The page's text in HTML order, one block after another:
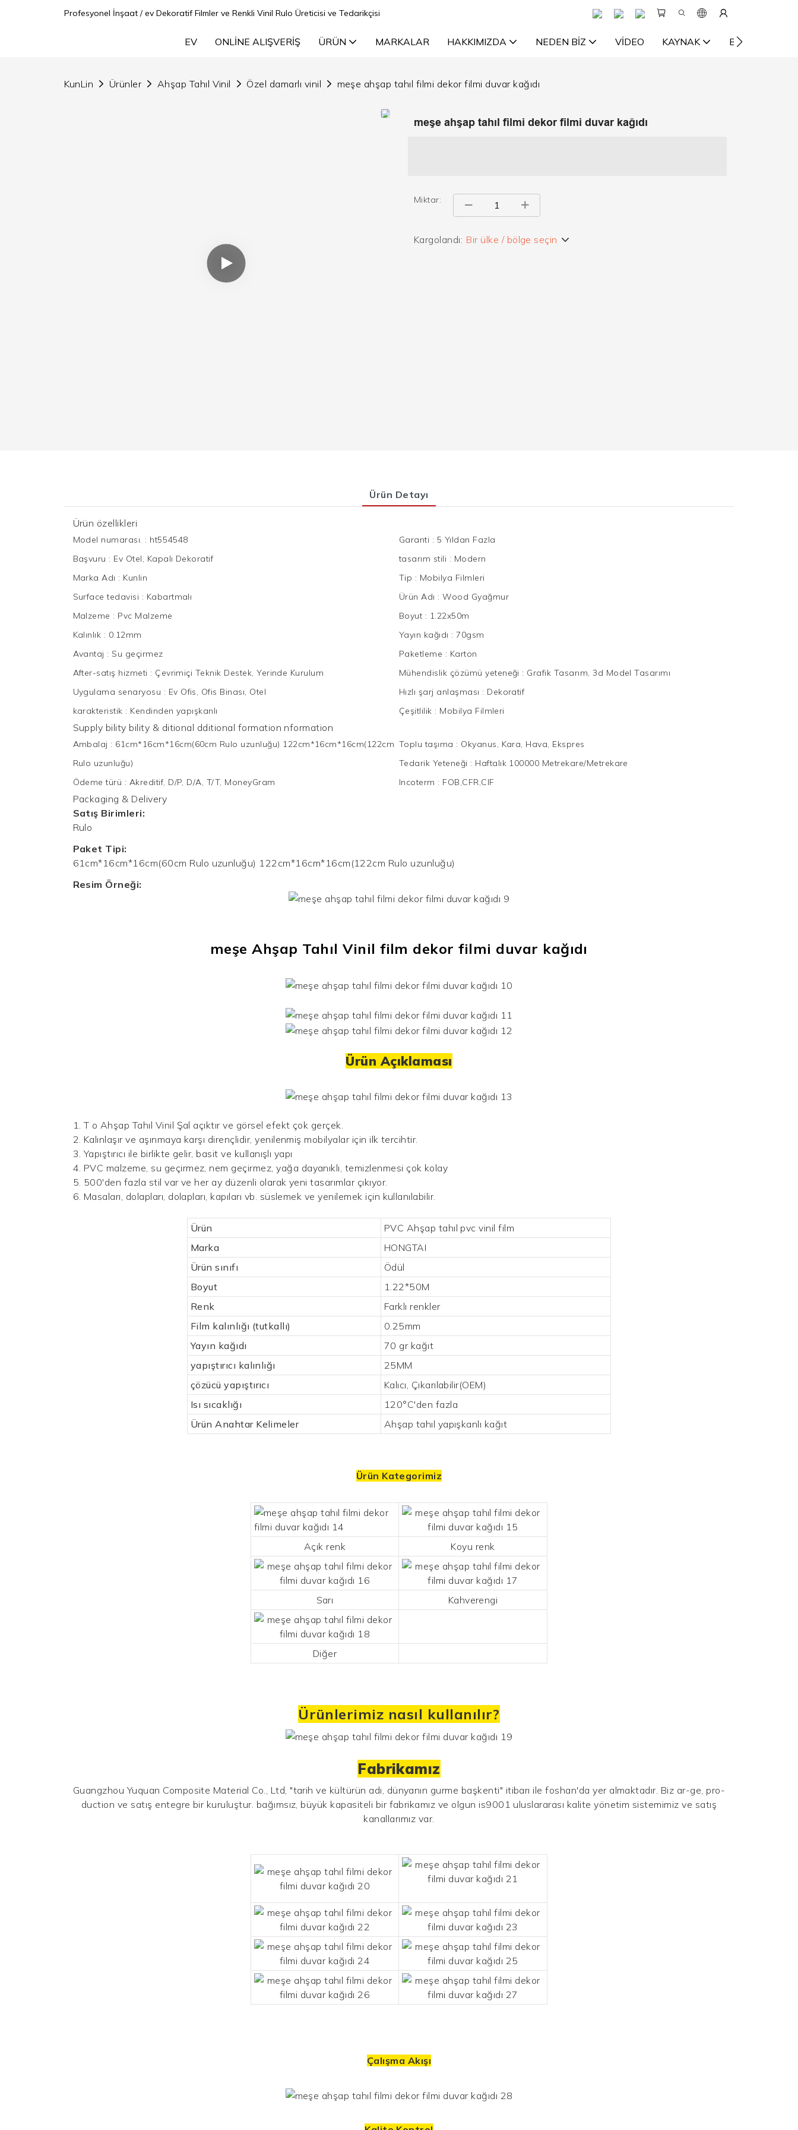
Profesyonel İnşaat / ev Dekoratif Filmler ve Renkli Vinil Rulo Üreticisi ve Tedarikçisi
EV ONLINE ALIŞVERIŞ ÜRÜN MARKALAR HAKKIMIZDA NEDEN BIZ VIDEO KAYNAK BIZE ULAŞIN
KunLin Ürünler Ahşap Tahıl Vinil Özel damarlı vinil meşe ahşap tahıl filmi dekor filmi duvar kağıdı
meşe ahşap tahıl filmi dekor filmi duvar kağıdı
Miktar:
Kargolandı: Bir ülke / bölge seçin
Ürün Detayı
Ürün özellikleri
Model numarası. : ht554548 Garanti : 5 Yıldan Fazla
Başvuru : Ev Otel, Kapalı Dekoratif tasarım stili : Modern
Marka Adı : Kunlin Tip : Mobilya Filmleri
Surface tedavisi : Kabartmalı Ürün Adı :Wood Gyağmur
Malzeme : Pvc Malzeme Boyut : 1.22x50m
Kalınlık : 0.12mm Yayın kağıdı :70gsm
Avantaj : Su geçirmez Paketleme : Karton
After-satış hizmeti : Çevrimiçi Teknik Destek, Yerinde Kurulum Mühendislik çözümü yeteneği : Grafik Tasarım, 3d Model Tasarımı
Uygulama senaryosu : Ev Ofis, Ofis Binası, Otel Hızlı şarj anlaşması : Dekoratif
karakteristik : Kendinden yapışkanlı Çeşitlilik : Mobilya Filmleri
Supply bility bility & ditional dditional formation nformation
Ambalaj : 61cm*16cm*16cm(60cm Rulo uzunluğu) 122cm*16cm*16cm(122cm
Rulo uzunluğu)
Toplu taşıma : Okyanus, Kara, Hava, Ekspres
Tedarik Yeteneği : Haftalık 100000 Metrekare/Metrekare
Ödeme türü : Akreditif, D/P, D/A, T/T, MoneyGram Incoterm : FOB,CFR,CIF
Packaging & Delivery
Satış Birimleri:
Rulo
Paket Tipi:
61cm*16cm*16cm(60cm Rulo uzunluğu) 122cm*16cm*16cm(122cm Rulo uzunluğu)
Resim Örneği:
meşeAhşap Tahıl Vinilfilm dekor filmi duvar kağıdı
Ürün Açıklaması
1. T o Ahşap Tahıl Vinil Şal açıktır ve görsel efekt çok gerçek.
2. Kalınlaşır ve aşınmaya karşı dirençlidir, yenilenmiş mobilyalar için ilk tercihtir.
3. Yapıştırıcı ile birlikte gelir, basit ve kullanışlı yapı
4. PVC malzeme, su geçirmez, nem geçirmez, yağa dayanıklı, temizlenmesi çok kolay
5. 500'den fazla stil var ve her ay düzenli olarak yeni tasarımlar çıkıyor.
6. Masaları, dolapları, dolapları, kapıları vb. süslemek ve yenilemek için kullanılabilir.
Ürün
PVC Ahşap tahıl pvc vinil film
Marka
HONGTAI
Ürün sınıfı
Ödül
Boyut
1.22*50M
Renk
Farklı renkler
Film kalınlığı (tutkallı)
0.25mm
Yayın kağıdı
70 gr kağıt
yapıştırıcı kalınlığı
25MM
çözücü yapıştırıcı
Kalıcı, Çıkarılabilir(OEM)
Isı sıcaklığı
120°C'den fazla
Ürün Anahtar Kelimeler
Ahşap tahıl yapışkanlı kağıt
Ürün Kategorimiz
Açık renk Koyu renk
Sarı Kahverengi
Diğer
Ürünlerimiz nasıl kullanılır?
Fabrikamız
Guangzhou Yuquan Composite Material Co., Ltd, "tarih ve kültürün adı, dünyanın gurme başkenti" itibarı ile foshan'da yer almaktadır. Biz ar-ge, pro-
duction ve satış entegre bir kuruluştur. bağımsız, büyük kapasiteli bir fabrikamız ve olgun is9001 uluslararası kalite yönetim sistemimiz ve satış
kanallarımız var.
Çalışma Akışı